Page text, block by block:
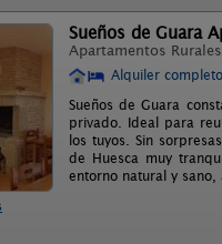
Sueños de Guara
Apartamentos
Alquiler
Sueños de Guara
privado. Ideal para
los tuyos. Sin
de Huesca muy
entorno natural y